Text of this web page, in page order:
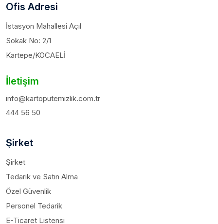
Ofis Adresi
İstasyon Mahallesi Açıl
Sokak No: 2/1
Kartepe/KOCAELİ
İletişim
info@kartoputemizlik.com.tr
444 56 50
Şirket
Şirket
Tedarik ve Satın Alma
Özel Güvenlik
Personel Tedarik
E-Ticaret Listensi